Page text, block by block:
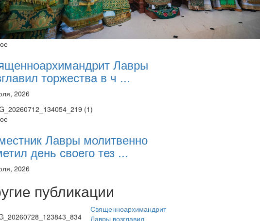
Лавры
торжества в ч ...
2026
Лавры молитвенно
день своего тез ...
2026
публикации
Священноархимандрит
Лавры возглавил